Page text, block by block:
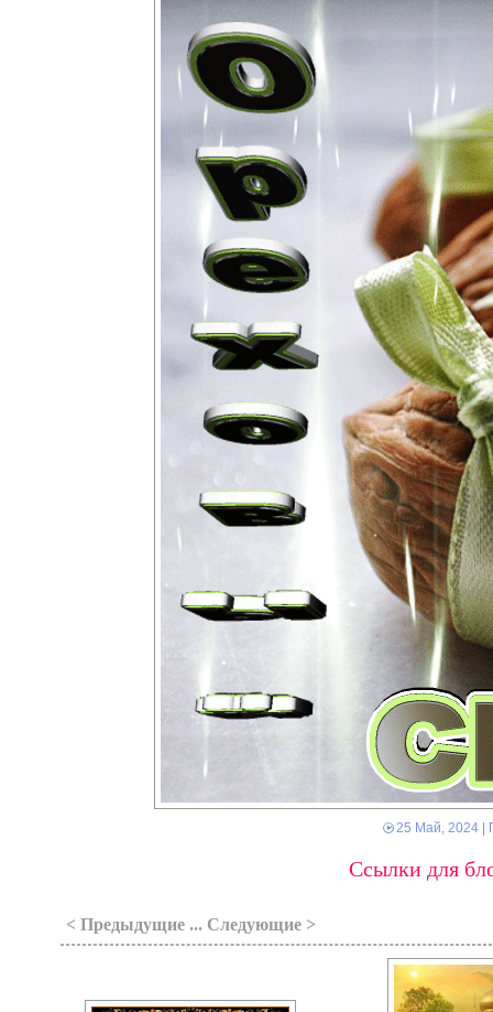
25 Май, 2024 |
Ссылки для
< Предыдущие ... Следующие >